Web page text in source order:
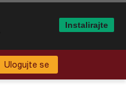
Ulogujte se
Instalirajte